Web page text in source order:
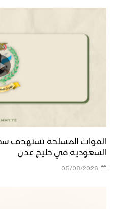
السعودية في خليج عدن
05/08/2026